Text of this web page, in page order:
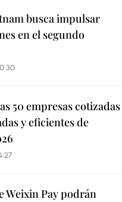
busca impulsar
en el segundo
50 empresas cotizadas
y eficientes de
Weixin Pay podrán